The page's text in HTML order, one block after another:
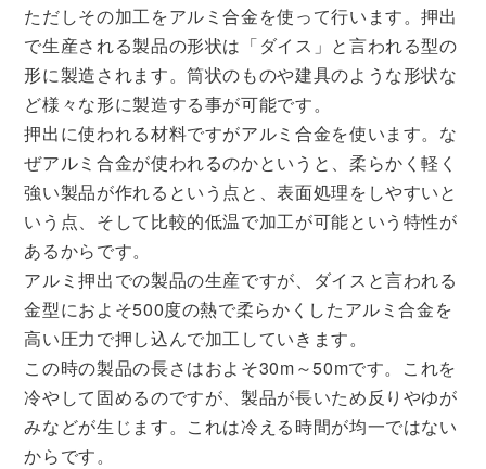
ただしその加工をアルミ合金を使って行います。押出
で生産される製品の形状は「ダイス」と言われる型の
形に製造されます。筒状のものや建具のような形状な
ど様々な形に製造する事が可能です。
押出に使われる材料ですがアルミ合金を使います。な
ぜアルミ合金が使われるのかというと、柔らかく軽く
強い製品が作れるという点と、表面処理をしやすいと
いう点、そして比較的低温で加工が可能という特性が
あるからです。
アルミ押出での製品の生産ですが、ダイスと言われる
金型におよそ500度の熱で柔らかくしたアルミ合金を
高い圧力で押し込んで加工していきます。
この時の製品の長さはおよそ30m～50mです。これを
冷やして固めるのですが、製品が長いため反りやゆが
みなどが生じます。これは冷える時間が均一ではない
からです。